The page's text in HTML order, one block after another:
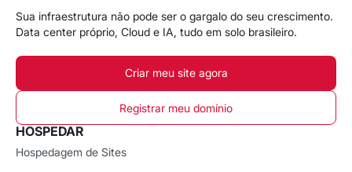
Sua infraestrutura não pode ser o gargalo do seu crescimento.
Data center próprio, Cloud e IA, tudo em solo brasileiro.
Criar meu site agora
Registrar meu domínio
HOSPEDAR
Hospedagem de Sites